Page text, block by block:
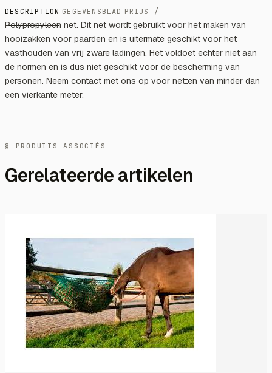
DESCRIPTION GEGEVENSBLAD PRIJS /
Polypropyleen net. Dit net wordt gebruikt voor het maken van
hooizakken voor paarden en is uitermate geschikt voor het
vasthouden van vrij zware ladingen. Het voldoet echter niet aan
de normen en is dus niet geschikt voor de bescherming van
personen. Neem contact met ons op voor netten van minder dan
een vierkante meter.
§ PRODUITS ASSOCIÉS
Gerelateerde artikelen